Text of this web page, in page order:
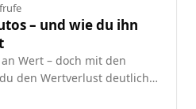
– und wie du ihn
Wert – doch mit den
den Wertverlust deutlich
Faktoren besonders